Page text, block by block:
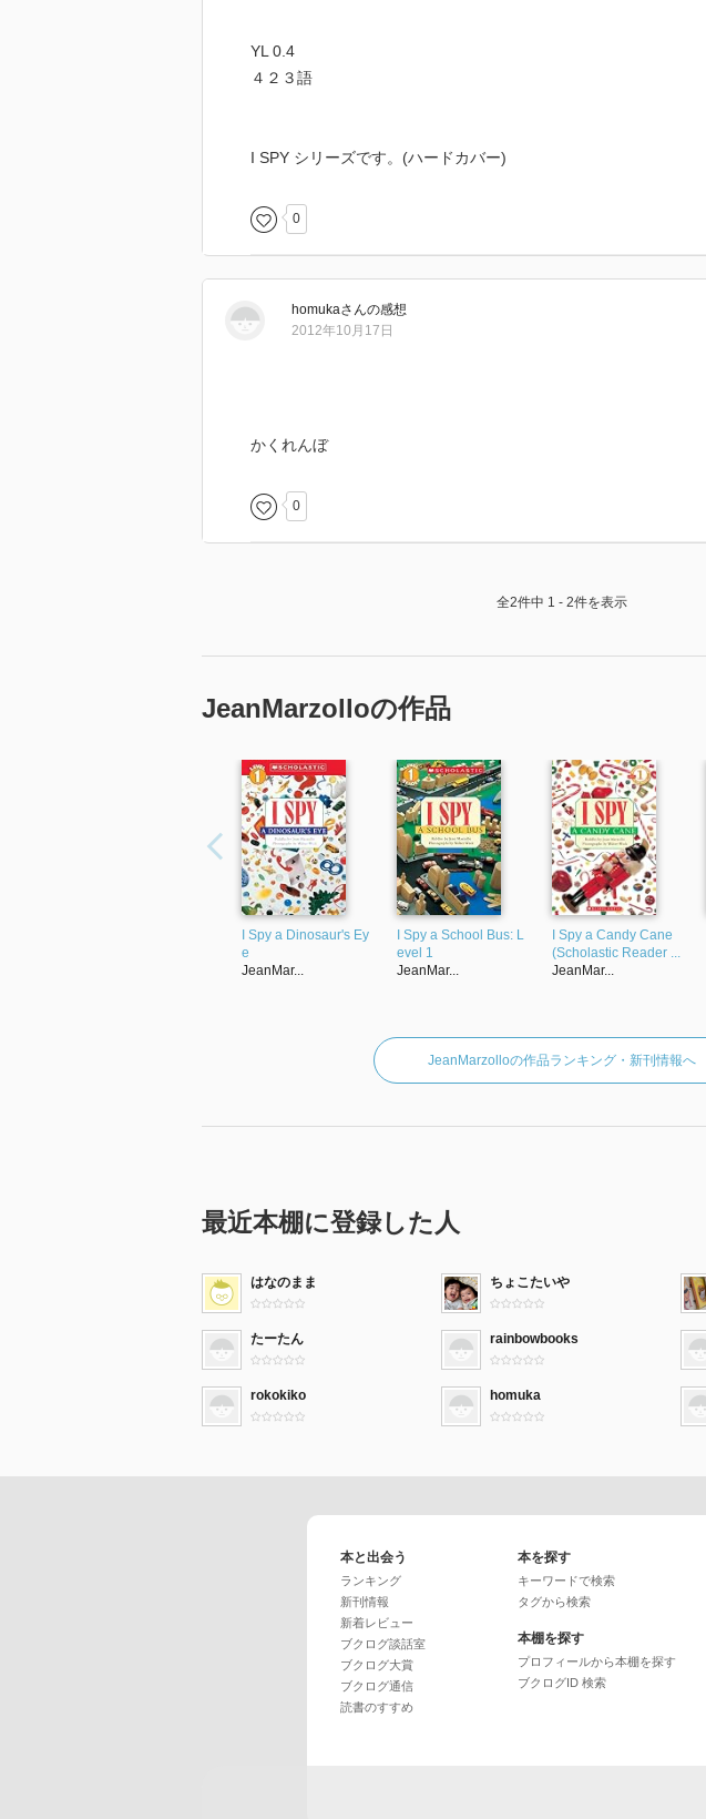
YL 0.4
４２３語
I SPY シリーズです。(ハードカバー)
0
homukaさんの感想
2012年10月17日
かくれんぼ
0
全2件中 1 - 2件を表示
JeanMarzolloの作品
I Spy a Dinosaur's Ey
e
JeanMar...
I Spy a School Bus: L
evel 1
JeanMar...
I Spy a Candy Cane
(Scholastic Reader ...
JeanMar...
JeanMarzolloの作品ランキング・新刊情報へ
最近本棚に登録した人
はなのまま ちょこたいや
たーたん rainbowbooks
rokokiko homuka
本と出会う
ランキング
新刊情報
新着レビュー
ブクログ談話室
ブクログ大賞
ブクログ通信
読書のすすめ
本を探す
キーワードで検索
タグから検索
本棚を探す
プロフィールから本棚を探す
ブクログID 検索